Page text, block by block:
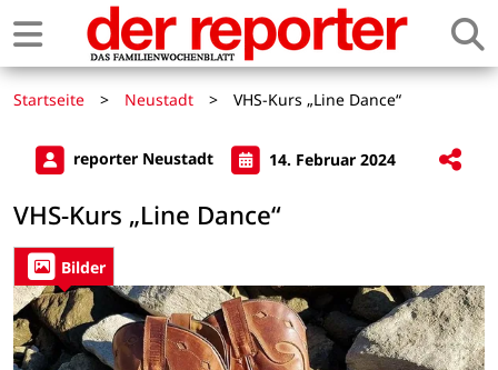
Startseite > Neustadt > VHS-Kurs „Line Dance“
reporter Neustadt 14. Februar 2024
VHS-Kurs „Line Dance“
Bilder